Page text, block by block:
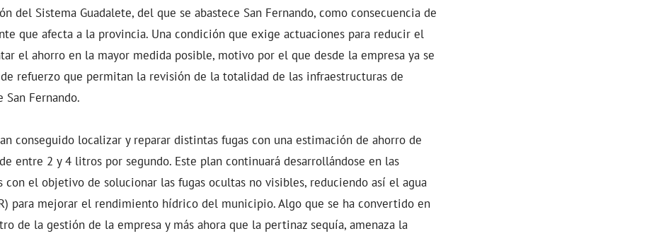
del Sistema Guadalete, del que se abastece San Fernando, como consecuencia de
que afecta a la provincia. Una condición que exige actuaciones para reducir el
el ahorro en la mayor medida posible, motivo por el que desde la empresa ya se
refuerzo que permitan la revisión de la totalidad de las infraestructuras de
Fernando.
conseguido localizar y reparar distintas fugas con una estimación de ahorro de
entre 2 y 4 litros por segundo. Este plan continuará desarrollándose en las
con el objetivo de solucionar las fugas ocultas no visibles, reduciendo así el agua
para mejorar el rendimiento hídrico del municipio. Algo que se ha convertido en
de la gestión de la empresa y más ahora que la pertinaz sequía, amenaza la